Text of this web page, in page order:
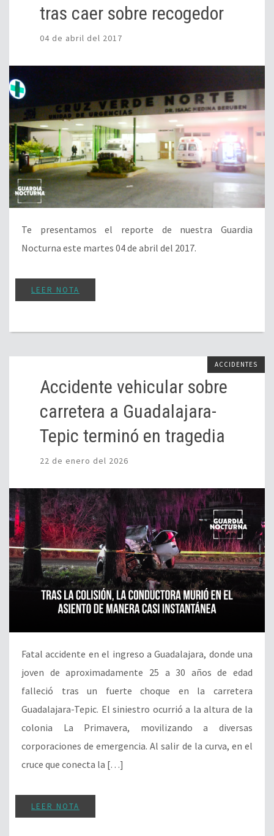
tras caer sobre recogedor
04 de abril del 2017
Te presentamos el reporte de nuestra Guardia
Nocturna este martes 04 de abril del 2017.
LEER NOTA
ACCIDENTES
Accidente vehicular sobre
carretera a Guadalajara-
Tepic terminó en tragedia
22 de enero del 2026
Fatal accidente en el ingreso a Guadalajara, donde una
joven de aproximadamente 25 a 30 años de edad
falleció tras un fuerte choque en la carretera
Guadalajara-Tepic. El siniestro ocurrió a la altura de la
colonia La Primavera, movilizando a diversas
corporaciones de emergencia. Al salir de la curva, en el
cruce que conecta la […]
LEER NOTA